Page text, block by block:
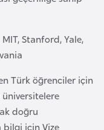
Stanford, Yale,
Türk öğrenciler için
üniversitelere
doğru
bilgi için Vize